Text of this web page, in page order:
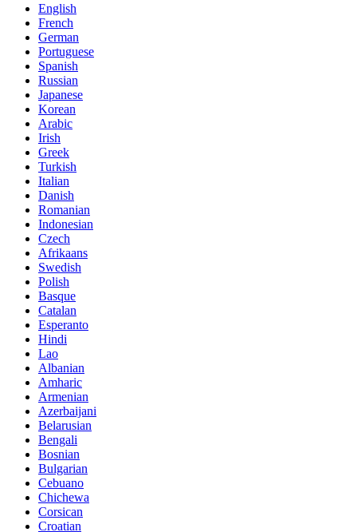
English
French
German
Portuguese
Spanish
Russian
Japanese
Korean
Arabic
Irish
Greek
Turkish
Italian
Danish
Romanian
Indonesian
Czech
Afrikaans
Swedish
Polish
Basque
Catalan
Esperanto
Hindi
Lao
Albanian
Amharic
Armenian
Azerbaijani
Belarusian
Bengali
Bosnian
Bulgarian
Cebuano
Chichewa
Corsican
Croatian